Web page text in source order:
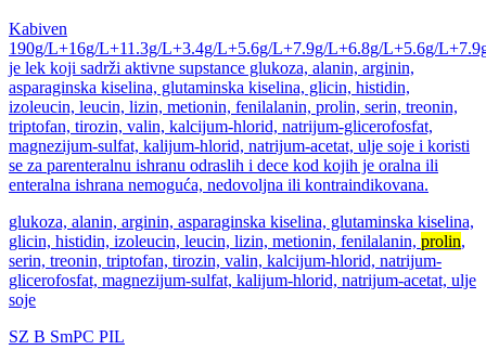
Kabiven
190g/L+16g/L+11.3g/L+3.4g/L+5.6g/L+7.9g/L+6.8g/L+5.6g/
je lek koji sadrži aktivne supstance glukoza, alanin, arginin,
asparaginska kiselina, glutaminska kiselina, glicin, histidin,
izoleucin, leucin, lizin, metionin, fenilalanin, prolin, serin, treonin,
triptofan, tirozin, valin, kalcijum-hlorid, natrijum-glicerofosfat,
magnezijum-sulfat, kalijum-hlorid, natrijum-acetat, ulje soje i koristi
se za parenteralnu ishranu odraslih i dece kod kojih je oralna ili
enteralna ishrana nemoguća, nedovoljna ili kontraindikovana.
glukoza, alanin, arginin, asparaginska kiselina, glutaminska kiselina,
glicin, histidin, izoleucin, leucin, lizin, metionin, fenilalanin, prolin,
serin, treonin, triptofan, tirozin, valin, kalcijum-hlorid, natrijum-
glicerofosfat, magnezijum-sulfat, kalijum-hlorid, natrijum-acetat, ulje
soje
SZ B SmPC PIL